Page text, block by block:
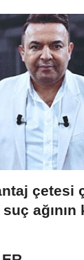
çetesi
suç